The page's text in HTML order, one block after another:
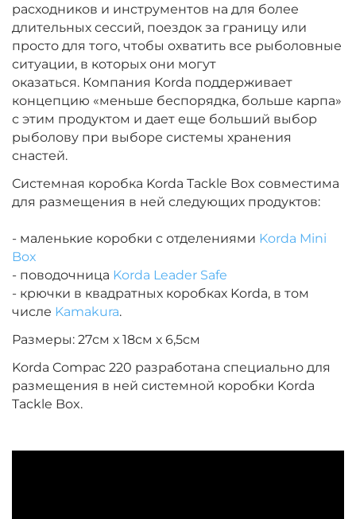
расходников и инструментов на для более
длительных сессий, поездок за границу или
просто для того, чтобы охватить все рыболовные
ситуации, в которых они могут
оказаться. Компания Korda поддерживает
концепцию «меньше беспорядка, больше карпа»
с этим продуктом и дает еще больший выбор
рыболову при выборе системы хранения
снастей.
Системная коробка Korda Tackle Box совместима
для размещения в ней следующих продуктов:
- маленькие коробки с отделениями Korda Mini
Box
- поводочница Korda Leader Safe
- крючки в квадратных коробках Korda, в том
числе Kamakura.
Размеры: 27см х 18см х 6,5см
Korda Compac 220 разработана специально для
размещения в ней системной коробки Korda
Tackle Box.